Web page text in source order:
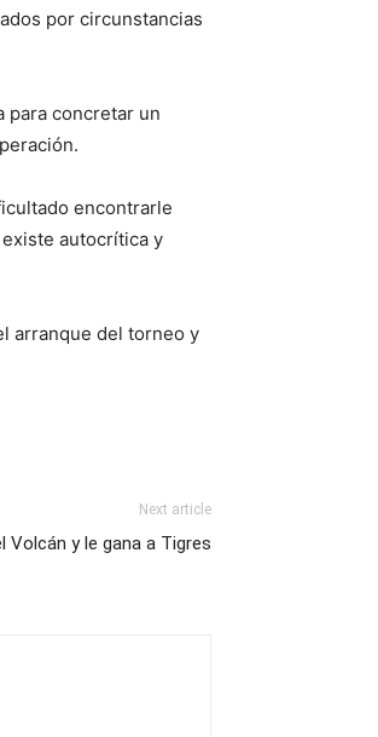
por circunstancias
para concretar un
encontrarle
autocrítica y
arranque del torneo y
Next article
Volcán y le gana a Tigres